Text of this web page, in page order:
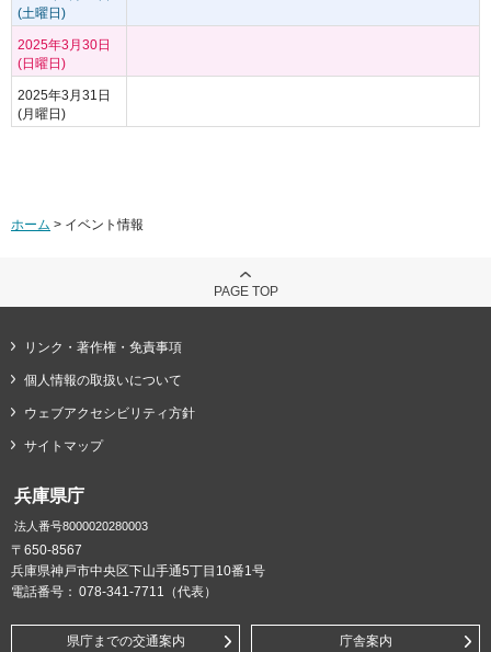
(土曜日)
2025年3月30日
(日曜日)
2025年3月31日
(月曜日)
ホーム > イベント情報
PAGE TOP
リンク・著作権・免責事項
個人情報の取扱いについて
ウェブアクセシビリティ方針
サイトマップ
兵庫県庁
法人番号8000020280003
〒650-8567
兵庫県神戸市中央区下山手通5丁目10番1号
電話番号： 078-341-7711（代表）
県庁までの交通案内 庁舎案内